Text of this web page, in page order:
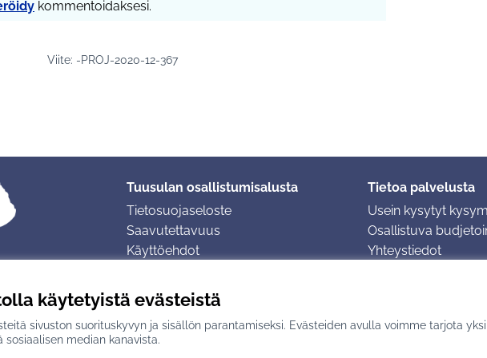
käytetyistä evästeistä
sivuston suorituskyvyn ja sisällön parantamiseksi. Evästeiden avulla voimme tarjota
median kanavista.
kommentoidaksesi.
Viite: -PROJ-2020-12-367
Tuusulan osallistumisalusta
Tietosuojaseloste
Saavutettavuus
Käyttöehdot
Tietoa palvelusta
Usein kysytyt
Osallistuva
Yhteystiedot
vapaan ohjelmiston avulla.